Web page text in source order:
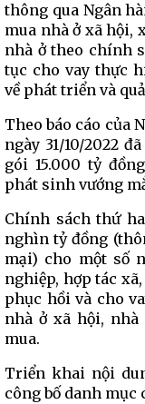
thông qua Ngân
mua nhà ở xã hội,
nhà ở theo chính
tục cho vay thực
về phát triển và
Theo báo cáo của
ngày 31/10/2022
gói 15.000 tỷ
phát sinh vướng
Chính sách thứ
nghìn tỷ đồng
mại) cho một số
nghiệp, hợp tác
phục hồi và cho
nhà ở xã hội, nhà
mua.
Triển khai nội
công bố danh mục